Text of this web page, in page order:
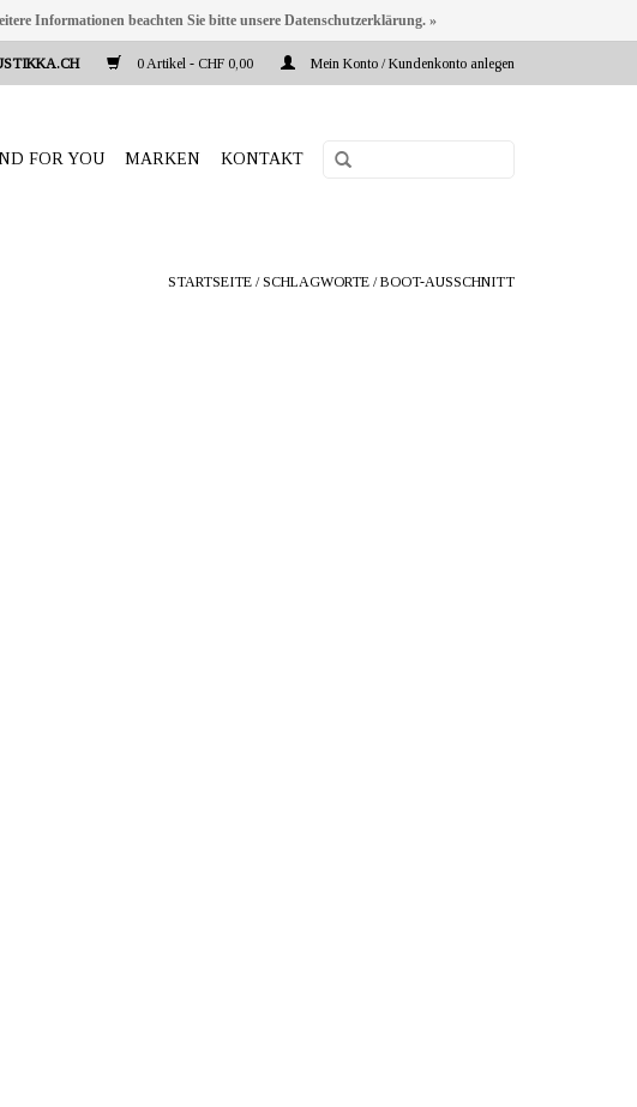
0 Artikel - CHF 0,00 Mein Konto / Kundenkonto anlegen
FOR YOU MARKEN KONTAKT
STARTSEITE /SCHLAGWORTE /BOOT-AUSSCHNITT
Informationen beachten Sie bitte unsere Datenschutzerklärung. »